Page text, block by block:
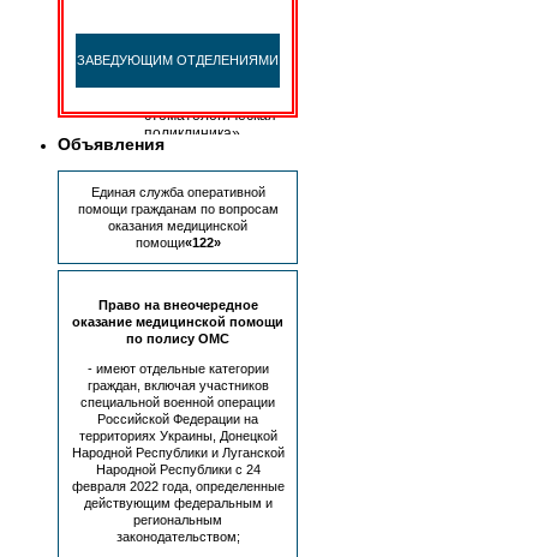
пациентов
стоматологическая
поликлиника»
(далее
—
Учреждение-
оператор).
1.2
для
данного
локального
нормативного
акта
являются:
Конституция
РФ
от
12
декабря
1993
г.
(ст.
ЗАВЕДУЮЩИМ ОТДЕЛЕНИЯМИ
Объявления
Единая служба оперативной
помощи гражданам по вопросам
оказания медицинской
помощи«122»
Право на внеочередное
оказание медицинской помощи
по полису ОМС
- имеют отдельные категории
граждан, включая участников
специальной военной операции
Российской Федерации на
территориях Украины, Донецкой
Народной Республики и Луганской
Народной Республики с 24
февраля 2022 года, определенные
действующим федеральным и
региональным
законодательством;